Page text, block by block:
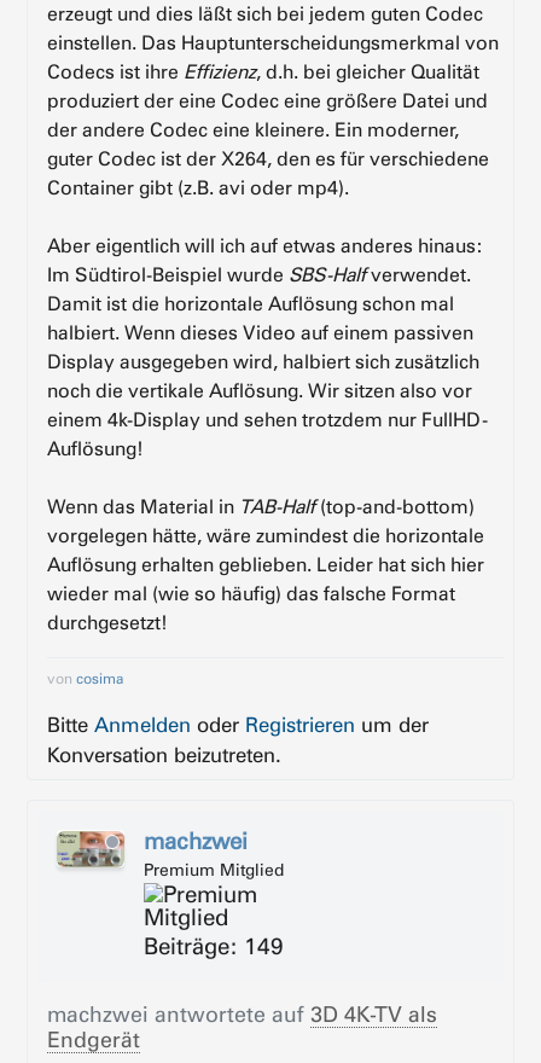
erzeugt und dies läßt sich bei jedem guten Codec
einstellen. Das Hauptunterscheidungsmerkmal von
Codecs ist ihre Effizienz, d.h. bei gleicher Qualität
produziert der eine Codec eine größere Datei und
der andere Codec eine kleinere. Ein moderner,
guter Codec ist der X264, den es für verschiedene
Container gibt (z.B. avi oder mp4).
Aber eigentlich will ich auf etwas anderes hinaus:
Im Südtirol-Beispiel wurde SBS-Halfverwendet.
Damit ist die horizontale Auflösung schon mal
halbiert. Wenn dieses Video auf einem passiven
Display ausgegeben wird, halbiert sich zusätzlich
noch die vertikale Auflösung. Wir sitzen also vor
einem 4k-Display und sehen trotzdem nur FullHD-
Auflösung!
Wenn das Material in TAB-Half(top-and-bottom)
vorgelegen hätte, wäre zumindest die horizontale
Auflösung erhalten geblieben. Leider hat sich hier
wieder mal (wie so häufig) das falsche Format
durchgesetzt!
voncosima
BitteAnmelden oder Registrieren um der
Konversation beizutreten.
machzwei
Premium Mitglied
Beiträge: 149
machzwei antwortete auf3D 4K-TV als
Endgerät